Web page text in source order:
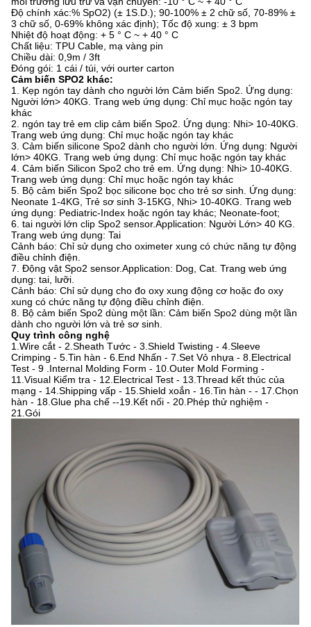
Độ chính xác:% SpO2) (± 1S.D.); 90-100% ± 2 chữ số, 70-89% ±
3 chữ số, 0-69% không xác định); Tốc độ xung: ± 3 bpm
Nhiệt độ hoạt động: + 5 ° C ~ + 40 ° C
Chất liệu: TPU Cable, mạ vàng pin
Chiều dài: 0,9m / 3ft
Đóng gói: 1 cái / túi, với ourter carton
Cảm biến SPO2 khác:
1. Kẹp ngón tay dành cho người lớn Cảm biến Spo2. Ứng dụng:
Người lớn> 40KG. Trang web ứng dụng: Chỉ mục hoặc ngón tay
khác
2. ngón tay trẻ em clip cảm biến Spo2. Ứng dụng: Nhi> 10-40KG.
Trang web ứng dụng: Chỉ mục hoặc ngón tay khác
3. Cảm biến silicone Spo2 dành cho người lớn. Ứng dụng: Người
lớn> 40KG. Trang web ứng dụng: Chỉ mục hoặc ngón tay khác
4. Cảm biến Silicon Spo2 cho trẻ em. Ứng dụng: Nhi> 10-40KG.
Trang web ứng dụng: Chỉ mục hoặc ngón tay khác
5. Bộ cảm biến Spo2 bọc silicone bọc cho trẻ sơ sinh. Ứng dụng:
Neonate 1-4KG, Trẻ sơ sinh 3-15KG, Nhi> 10-40KG. Trang web
ứng dụng: Pediatric-Index hoặc ngón tay khác; Neonate-foot;
6. tai người lớn clip Spo2 sensor.Application: Người Lớn> 40 KG.
Trang web ứng dụng: Tai
Cảnh báo: Chỉ sử dụng cho oximeter xung có chức năng tự động
điều chỉnh điện.
7. Động vật Spo2 sensor.Application: Dog, Cat. Trang web ứng
dụng: tai, lưỡi.
Cảnh báo: Chỉ sử dụng cho đo oxy xung động cơ hoặc đo oxy
xung có chức năng tự động điều chỉnh điện.
8. Bộ cảm biến Spo2 dùng một lần: Cảm biến Spo2 dùng một lần
dành cho người lớn và trẻ sơ sinh.
Quy trình công nghệ
1.Wire cắt - 2.Sheath Tước - 3.Shield Twisting - 4.Sleeve
Crimping - 5.Tin hàn - 6.End Nhấn - 7.Set Vỏ nhựa - 8.Electrical
Test - 9 .Internal Molding Form - 10.Outer Mold Forming -
11.Visual Kiểm tra - 12.Electrical Test - 13.Thread kết thúc của
mạng - 14.Shipping vấp - 15.Shield xoắn - 16.Tin hàn - - 17.Chọn
hàn - 18.Glue pha chế --19.Kết nối - 20.Phép thử nghiệm -
21.Gói